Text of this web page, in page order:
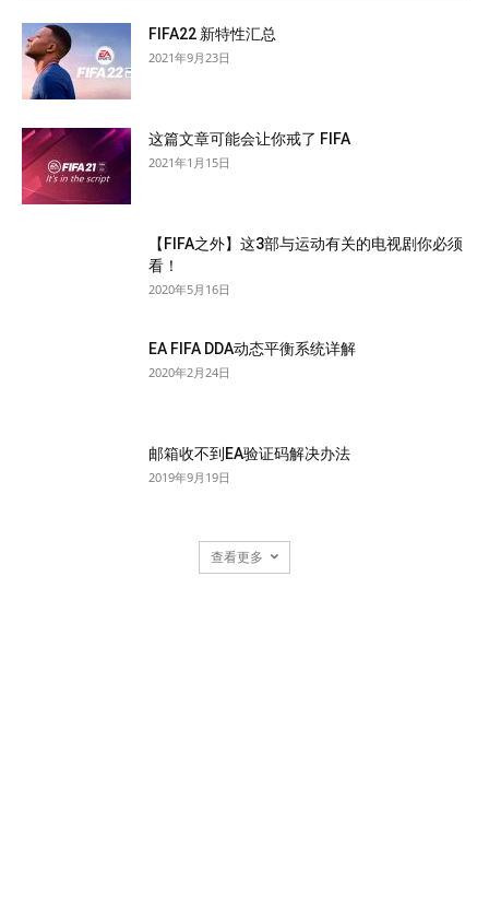
FIFA22 新特性汇总
2021年9月23日
这篇文章可能会让你戒了 FIFA
2021年1月15日
【FIFA之外】这3部与运动有关的电视剧你必须
看！
2020年5月16日
EA FIFA DDA动态平衡系统详解
2020年2月24日
邮箱收不到EA验证码解决办法
2019年9月19日
查看更多